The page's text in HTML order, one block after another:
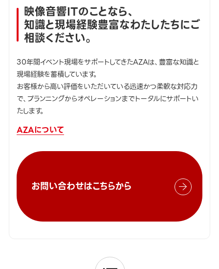
映像音響ITのことなら、
知識と現場経験豊富なわたしたちにご
相談ください。
30年間イベント現場をサポートしてきたAZAは、豊富な知識と
現場経験を蓄積しています。
お客様から高い評価をいただいている迅速かつ柔軟な対応力
で、プランニングからオペレーションまでトータルにサポートい
たします。
AZAについて
お問い合わせはこちらから